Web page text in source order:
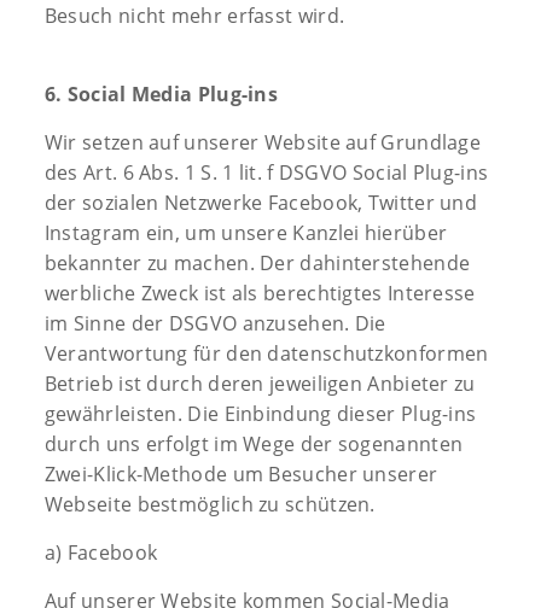
Besuch nicht mehr erfasst wird.
6. Social Media Plug-ins
Wir setzen auf unserer Website auf Grundlage
des Art. 6 Abs. 1 S. 1 lit. f DSGVO Social Plug-ins
der sozialen Netzwerke Facebook, Twitter und
Instagram ein, um unsere Kanzlei hierüber
bekannter zu machen. Der dahinterstehende
werbliche Zweck ist als berechtigtes Interesse
im Sinne der DSGVO anzusehen. Die
Verantwortung für den datenschutzkonformen
Betrieb ist durch deren jeweiligen Anbieter zu
gewährleisten. Die Einbindung dieser Plug-ins
durch uns erfolgt im Wege der sogenannten
Zwei-Klick-Methode um Besucher unserer
Webseite bestmöglich zu schützen.
a) Facebook
Auf unserer Website kommen Social-Media